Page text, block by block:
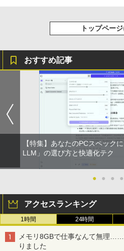
【2026年アッ
セリング 自動
付き 防水 タッ
学/WEB会議(ホ
￥1,964
Xiaomi シャオ
レスイヤホン
リング ANC 36
On My Road
BUGS LIFE
￥250
￥1,625
コカ・コーラ
ベルレス
￥2,009
スーパーの裏
版ビッグガン
￥810
トップペー
おすすめ記事
【特集】あなたのPCスペック
LLM」の選び方と快適化テク
● ● ● ●
アクセスランキング
1時間 24時間
メモリ8GBで仕事なんて無理
りました